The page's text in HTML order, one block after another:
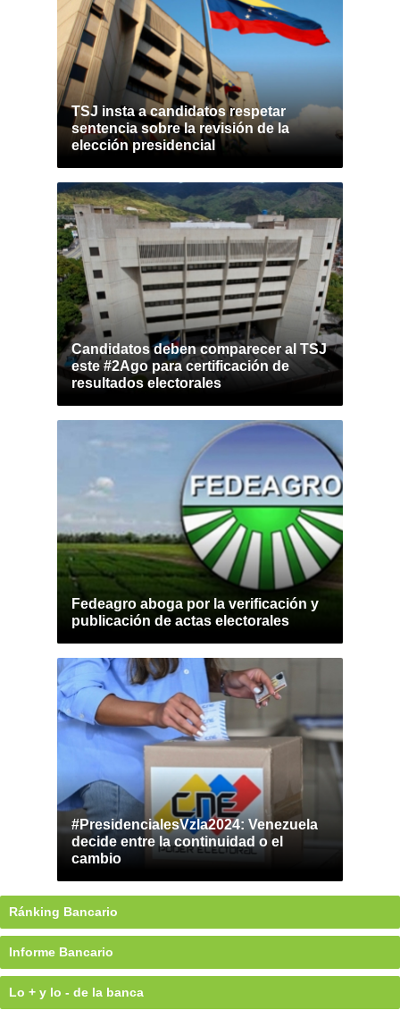
TSJ insta a candidatos respetar
sentencia sobre la revisión de la
elección presidencial
Candidatos deben comparecer al TSJ
este #2Ago para certificación de
resultados electorales
Fedeagro aboga por la verificación y
publicación de actas electorales
#PresidencialesVzla2024: Venezuela
decide entre la continuidad o el
cambio
Ránking Bancario
Informe Bancario
Lo + y lo - de la banca